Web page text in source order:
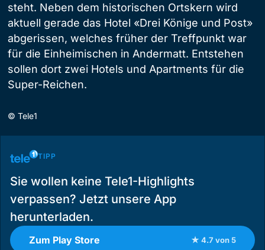
steht. Neben dem historischen Ortskern wird
aktuell gerade das Hotel «Drei Könige und Post»
abgerissen, welches früher der Treffpunkt war
für die Einheimischen in Andermatt. Entstehen
sollen dort zwei Hotels und Apartments für die
Super-Reichen.
© Tele1
TIPP
Sie wollen keine Tele1-Highlights
verpassen? Jetzt unsere App
herunterladen.
Zum Play Store ★ 4.7 von 5